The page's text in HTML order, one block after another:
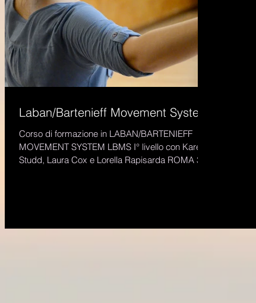
Laban/Bartenieff Movement System
Corso di formazione in LABAN/BARTENIEFF
MOVEMENT SYSTEM LBMS I° livello con Karen
Studd, Laura Cox e Lorella Rapisarda ROMA 30